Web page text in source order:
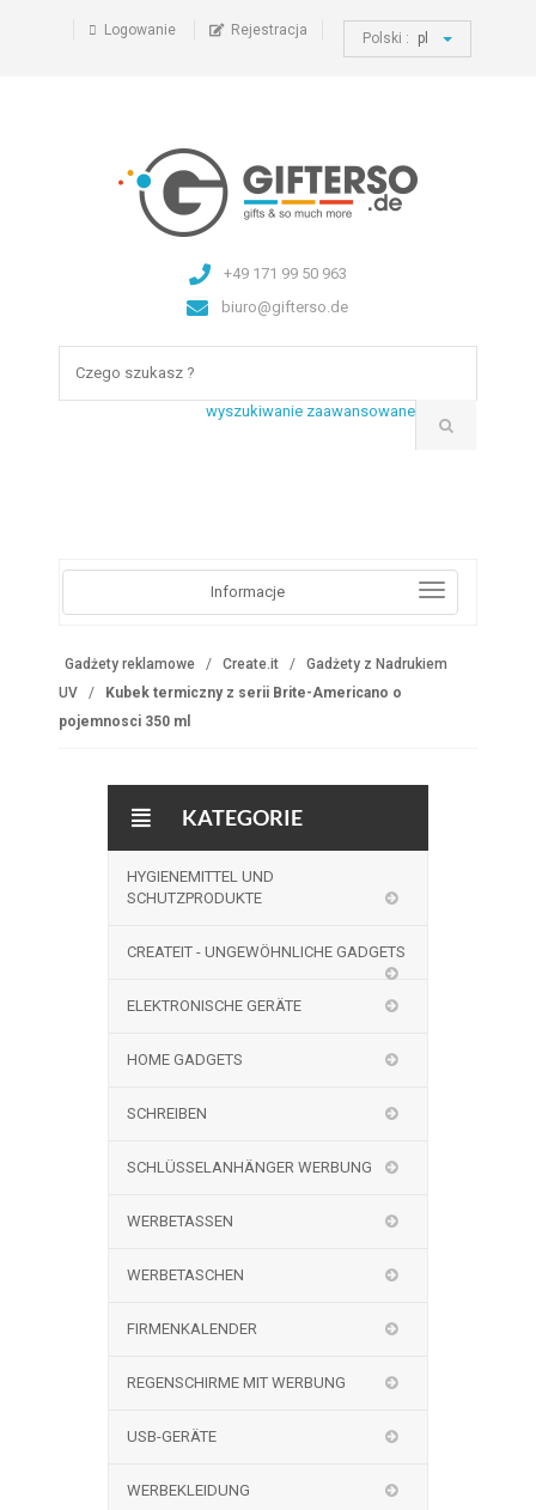
Logowanie Rejestracja Polski : pl
+49 171 99 50 963
biuro@gifterso.de
wyszukiwanie zaawansowane
Informacje
Gadżety reklamowe Create.it
Gadżety z Nadrukiem
UV
Kubek termiczny z serii Brite-Americano o
pojemnosci 350 ml
KATEGORIE
HYGIENEMITTEL UND
SCHUTZPRODUKTE
CREATEIT - UNGEWÖHNLICHE GADGETS
ELEKTRONISCHE GERÄTE
HOME GADGETS
SCHREIBEN
SCHLÜSSELANHÄNGER WERBUNG
WERBETASSEN
WERBETASCHEN
FIRMENKALENDER
REGENSCHIRME MIT WERBUNG
USB-GERÄTE
WERBEKLEIDUNG